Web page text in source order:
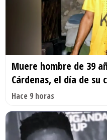
Muere hombre de 39
Cárdenas, el día de su
Hace 9 horas